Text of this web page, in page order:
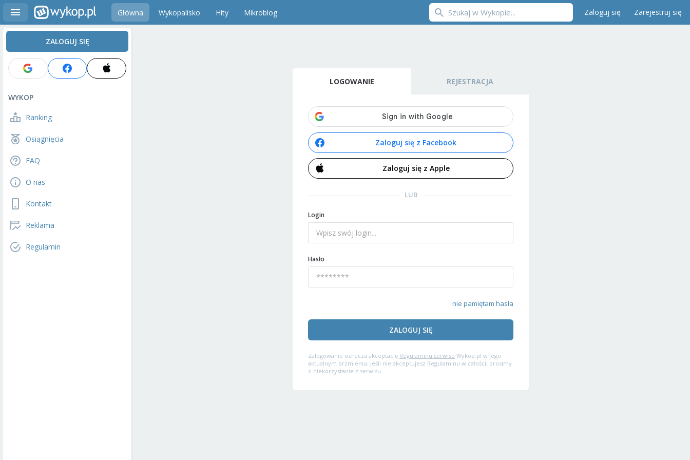
Główna Wykopalisko Hity Mikroblog Zaloguj się Zarejestruj się
ZALOGUJ SIĘ
WYKOP
Ranking
Osiągnięcia
FAQ
O nas
Kontakt
Reklama
Regulamin
LOGOWANIE REJESTRACJA
Zaloguj się z Facebook
Zaloguj się z Apple
LUB
Login
Hasło
nie pamiętam hasła
ZALOGUJ SIĘ
Zalogowanie oznacza akceptację Regulaminu serwisu Wykop.pl w jego
aktualnym brzmieniu. Jeśli nie akceptujesz Regulaminu w całości, prosimy
o niekorzystanie z serwisu.